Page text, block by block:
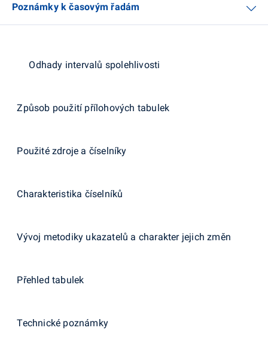
Poznámky k časovým řadám
Odhady intervalů spolehlivosti
Způsob použití přílohových tabulek
Použité zdroje a číselníky
Charakteristika číselníků
Vývoj metodiky ukazatelů a charakter jejich změn
Přehled tabulek
Technické poznámky